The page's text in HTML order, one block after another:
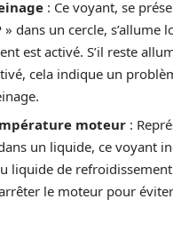
: Ce voyant, se
» dans un cercle, s’allume
est activé. S’il reste
cela indique un
moteur :
un liquide, ce voyant
liquide de
le moteur pour